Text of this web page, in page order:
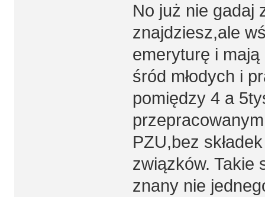
No już nie gadaj
znajdziesz,ale
emeryturę i mają
śród młodych i
pomiędzy 4 a
PZU,bez
związków. Takie
znany nie